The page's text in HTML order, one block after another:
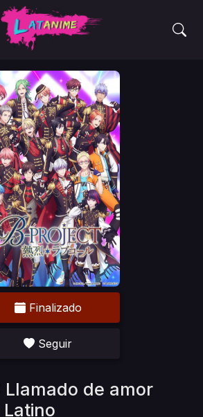
Finalizado
Seguir
Llamado de amor